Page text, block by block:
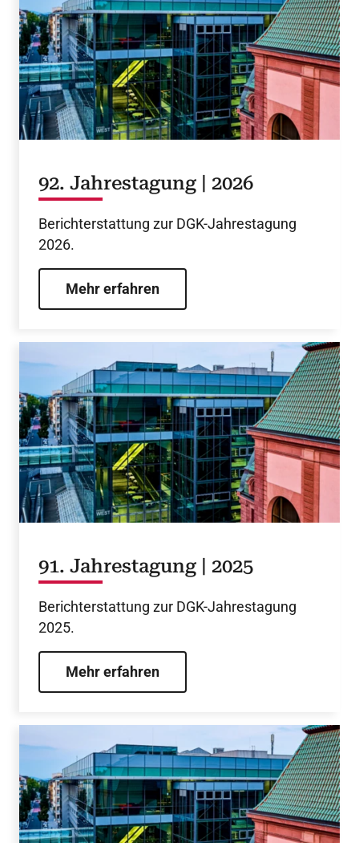
92. Jahrestagung | 2026
Berichterstattung zur DGK-Jahrestagung
2026.
Mehr erfahren
91. Jahrestagung | 2025
Berichterstattung zur DGK-Jahrestagung
2025.
Mehr erfahren